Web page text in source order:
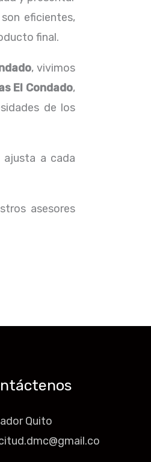
eficientes,
final.
, vivimos
El Condado,
de los
ajusta a cada
asesores
Quito